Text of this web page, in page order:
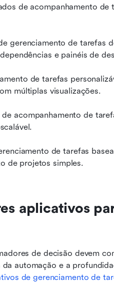
de acompanhamento de
gerenciamento de tarefas
e painéis de
de tarefas
múltiplas visualizações.
acompanhamento de
de tarefas
de projetos simples.
aplicativos
de decisão devem
automação e a
de gerenciamento de